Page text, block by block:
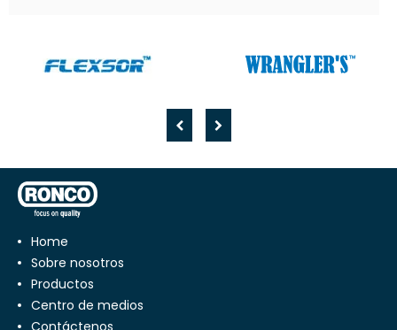
Home
Sobre nosotros
Productos
Centro de medios
Contáctenos